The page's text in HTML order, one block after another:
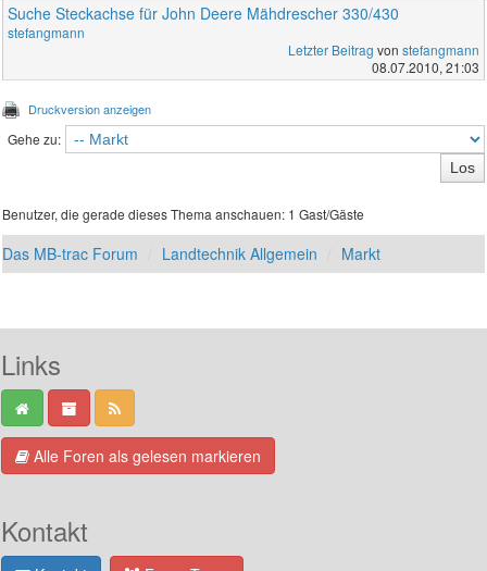
Suche Steckachse für John Deere Mähdrescher 330/430
stefangmann
Letzter Beitrag von stefangmann
08.07.2010, 21:03
Druckversion anzeigen
Gehe zu:
Benutzer, die gerade dieses Thema anschauen: 1 Gast/Gäste
Das MB-trac Forum Landtechnik Allgemein Markt
Links
Alle Foren als gelesen markieren
Kontakt